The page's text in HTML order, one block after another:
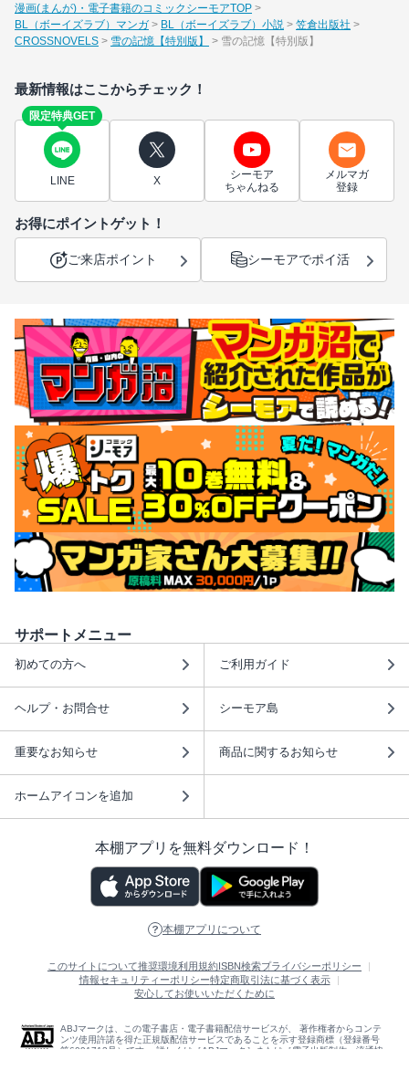
漫画(まんが)・電子書籍のコミックシーモアTOP
BL（ボーイズラブ）マンガ
BL（ボーイズラブ）小説
笠倉出版社
CROSSNOVELS
雪の記憶【特別版】 雪の記憶【特別版】
最新情報はここからチェック！
限定特典GET
LINE X
シーモア
ちゃんねる
メルマガ
登録
お得にポイントゲット！
ご来店ポイント シーモアでポイ活
サポートメニュー
初めての方へ ご利用ガイド
ヘルプ・お問合せ シーモア島
重要なお知らせ 商品に関するお知らせ
ホームアイコンを追加
本棚アプリを無料ダウンロード！
本棚アプリについて
このサイトについて推奨環境利用規約ISBN検索プライバシーポリシー
情報セキュリティーポリシー特定商取引法に基づく表示
安心してお使いいただくために
ABJマークは、この電子書店・電子書籍配信サービスが、 著作権者からコンテ
ンツ使用許諾を得た正規版配信サービスであることを示す登録商標（登録番号
第6091713号）です。 詳しくは［ABJマーク］または［電子出版制作・流通協